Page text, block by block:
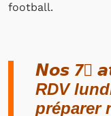
football.
𝙉𝙤𝙨 7⃣
RDV
préparer